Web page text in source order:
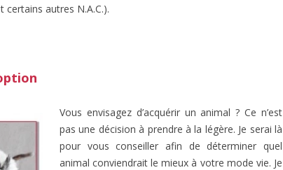
certains autres N.A.C.).
Vous envisagez d’acquérir un animal ? Ce n’est
pas une décision à prendre à la légère. Je serai là
pour vous conseiller afin de déterminer quel
animal conviendrait le mieux à votre mode vie. Je